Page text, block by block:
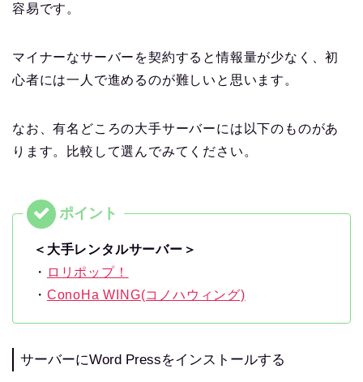
容易です。
マイナーなサーバーを契約すると情報量が少なく、初
心者には一人で進めるのが難しいと思います。
なお、有名どころの大手サーバーには以下のものがあ
ります。比較して選んでみてください。
＜大手レンタルサーバー＞
・ ロリポップ！
・ ConoHa WING(コノハウィング)
サーバーにWord Pressをインストールする